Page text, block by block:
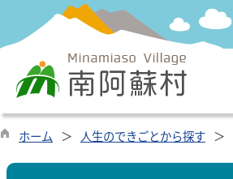
ホーム 人生のできごとから探す